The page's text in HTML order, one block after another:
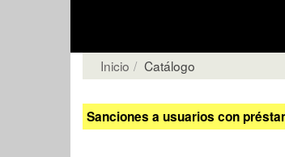
Inicio Catálogo
Sanciones a usuarios con